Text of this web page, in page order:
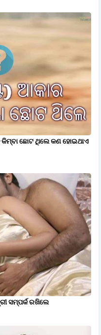
ଛୋଟ ଥିଲେ କଣ ହୋଇଥାଏ
ସମ୍ପର୍କ ରଖିଲେ